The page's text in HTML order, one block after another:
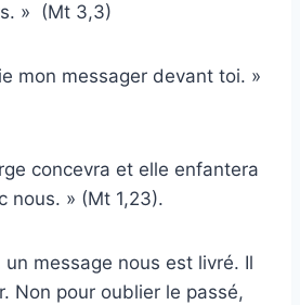
» (Mt 3,3)
mon messager devant toi. »
concevra et elle enfantera
nous. » (Mt 1,23).
un message nous est livré. Il
Non pour oublier le passé,